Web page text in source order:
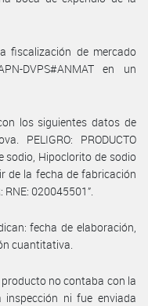
fiscalización de mercado
DVPS#ANMAT en un
los siguientes datos de
PELIGRO: PRODUCTO
sodio, Hipoclorito de sodio
de la fecha de fabricación
RNE: 020045501”.
fecha de elaboración,
cuantitativa.
no contaba con la
ni fue enviada